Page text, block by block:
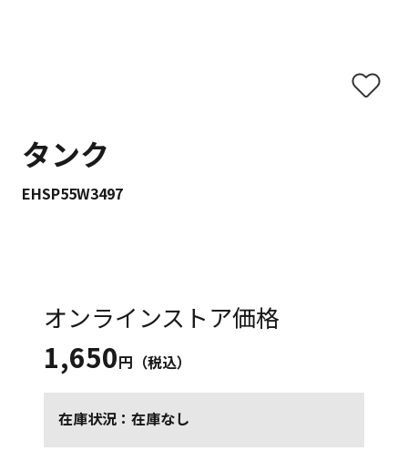
タンク
EHSP55W3497
オンラインストア価格
1,650円（税込）
在庫状況：在庫なし